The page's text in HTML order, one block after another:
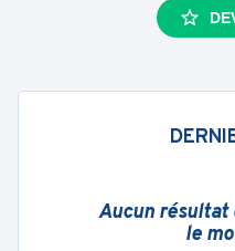
Aucun résultat
le